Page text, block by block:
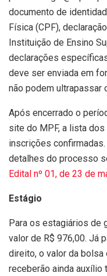
documento de
Física (CPF),
Instituição de Ensino
declarações
deve ser enviada em
não podem ultrapassar
Após encerrado o
site do MPF, a lista
inscrições
detalhes do processo
Edital nº 01, de 23 de
Estágio
Para os estagiários de
valor de R$ 976,00. Já
direito, o valor da bolsa
receberão ainda auxílio